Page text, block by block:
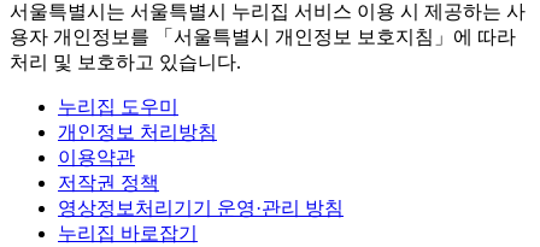
서울특별시는 서울특별시 누리집 서비스 이용 시 제공하는 사
용자 개인정보를 「서울특별시 개인정보 보호지침」에 따라
처리 및 보호하고 있습니다.
누리집 도우미
개인정보 처리방침
이용약관
저작권 정책
영상정보처리기기 운영·관리 방침
누리집 바로잡기